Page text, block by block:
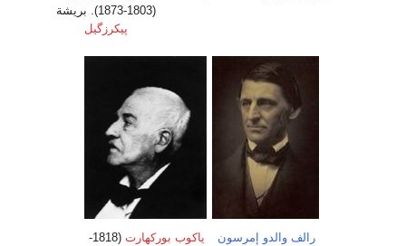
(1803-1873). بريشة
پيكرزگيل
رالف والدو إمرسون
ياكوب بوركهارت
(1818-